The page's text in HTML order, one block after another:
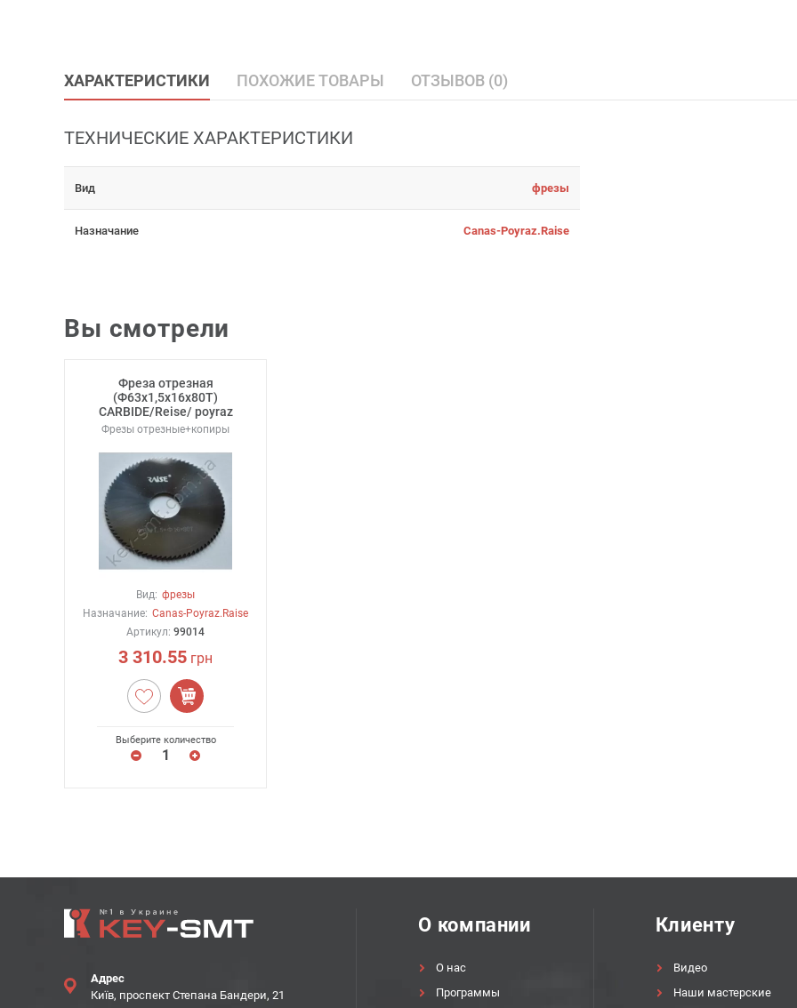
ХАРАКТЕРИСТИКИ ПОХОЖИЕ ТОВАРЫ ОТЗЫВОВ (0)
ТЕХНИЧЕСКИЕ ХАРАКТЕРИСТИКИ
Вид фрезы
Назначание Canas-Poyraz.Raise
Вы смотрели
Фреза отрезная
(Ф63х1,5х16х80Т)
CARBIDE/Reise/ poyraz
Фрезы отрезные+копиры
Вид: фрезы
Назначание: Canas-Poyraz.Raise
Артикул: 99014
3 310.55 грн
Выберите количество
Адрес
Київ, проспект Степана Бандери, 21
О компании
О нас
Программы
Клиенту
Видео
Наши мастерские